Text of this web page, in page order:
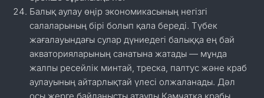
Балық аулау өңір экономикасының негізгі
салаларының бірі болып қала береді. Түбек
жағалауындағы сулар дүниедегі балыққа ең бай
акваторияларының санатына жатады — мұнда
жалпы ресейлік минтай, треска, палтус және краб
аулауының айтарлықтай үлесі олжаланады. Дәл